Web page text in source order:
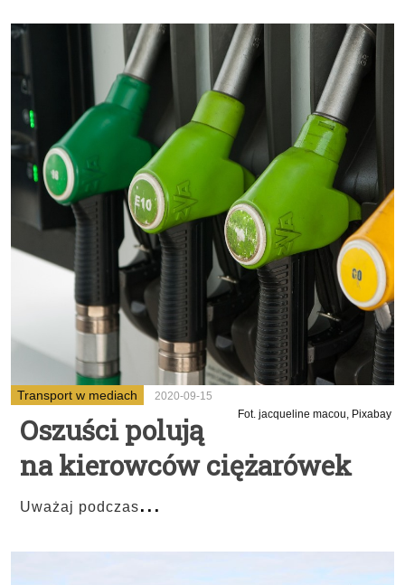
Transport w mediach
2020-09-15
Fot. jacqueline macou, Pixabay
Oszuści polują
na kierowców ciężarówek
Uważaj podczas...